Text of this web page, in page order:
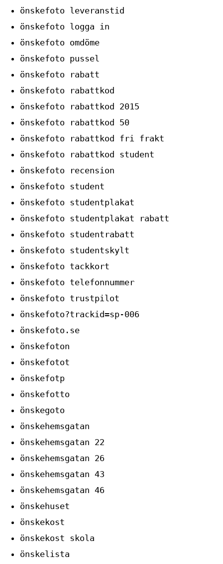
önskefoto leveranstid
önskefoto logga in
önskefoto omdöme
önskefoto pussel
önskefoto rabatt
önskefoto rabattkod
önskefoto rabattkod 2015
önskefoto rabattkod 50
önskefoto rabattkod fri frakt
önskefoto rabattkod student
önskefoto recension
önskefoto student
önskefoto studentplakat
önskefoto studentplakat rabatt
önskefoto studentrabatt
önskefoto studentskylt
önskefoto tackkort
önskefoto telefonnummer
önskefoto trustpilot
önskefoto?trackid=sp-006
önskefoto.se
önskefoton
önskefotot
önskefotp
önskefotto
önskegoto
önskehemsgatan
önskehemsgatan 22
önskehemsgatan 26
önskehemsgatan 43
önskehemsgatan 46
önskehuset
önskekost
önskekost skola
önskelista